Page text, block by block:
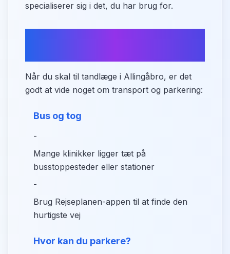
specialiserer sig i det, du har brug for.
Når du skal til tandlæge i Allingåbro, er det
godt at vide noget om transport og parkering:
Bus og tog
-
Mange klinikker ligger tæt på
busstoppesteder eller stationer
-
Brug Rejseplanen-appen til at finde den
hurtigste vej
Hvor kan du parkere?